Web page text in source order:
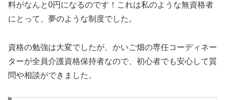
料がなんと0円になるのです！これは私のような無資格者
にとって、夢のような制度でした。
資格の勉強は大変でしたが、かいご畑の専任コーディネー
ターが全員介護資格保持者なので、初心者でも安心して質
問や相談ができました。